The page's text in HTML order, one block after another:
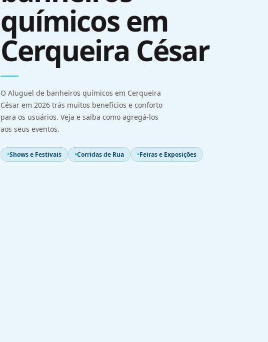
químicos em
Cerqueira César
O Aluguel de banheiros químicos em Cerqueira
César em 2026 trás muitos benefícios e conforto
para os usuários. Veja e saiba como agregá-los
aos seus eventos.
Shows e Festivais Corridas de Rua Feiras e Exposições